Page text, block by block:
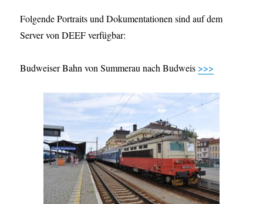
Folgende Portraits und Dokumentationen sind auf dem
Server von DEEF verfügbar:
Budweiser Bahn von Summerau nach Budweis >>>